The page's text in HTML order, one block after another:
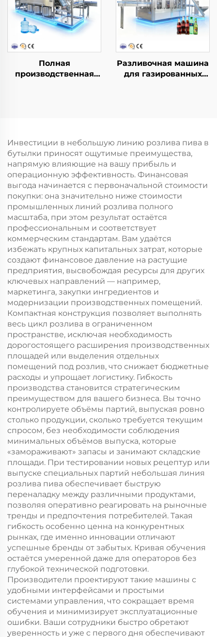
Полная
производственная
Разливочная машина
для газированных
Инвестиции в небольшую линию розлива пива в
бутылки приносят ощутимые преимущества,
напрямую влияющие на вашу прибыль и
операционную эффективность. Финансовая
выгода начинается с первоначальной стоимости
покупки: она значительно ниже стоимости
промышленных линий розлива полного
масштаба, при этом результат остаётся
профессиональным и соответствует
коммерческим стандартам. Вам удаётся
избежать крупных капитальных затрат, которые
создают финансовое давление на растущие
предприятия, высвобождая ресурсы для других
ключевых направлений — например,
маркетинга, закупки ингредиентов и
модернизации производственных помещений.
Компактная конструкция позволяет выполнять
весь цикл розлива в ограниченном
пространстве, исключая необходимость
дорогостоящего расширения производственных
площадей или выделения отдельных
помещений под розлив, что снижает бюджетные
расходы и упрощает логистику. Гибкость
производства становится стратегическим
преимуществом для вашего бизнеса. Вы точно
контролируете объёмы партий, выпуская ровно
столько продукции, сколько требуется текущим
спросом, без необходимости соблюдения
минимальных объёмов выпуска, которые
«замораживают» запасы и занимают складские
площади. При тестировании новых рецептур или
выпуске специальных партий небольшая линия
розлива пива обеспечивает быструю
переналадку между различными продуктами,
позволяя оперативно реагировать на рыночные
тренды и предпочтения потребителей. Такая
гибкость особенно ценна на конкурентных
рынках, где именно инновации отличают
успешные бренды от забытых. Кривая обучения
остаётся умеренной даже для операторов без
глубокой технической подготовки.
Производители проектируют такие машины с
удобными интерфейсами и простыми
системами управления, что сокращает время
обучения и минимизирует эксплуатационные
ошибки. Ваши сотрудники быстро обретают
уверенность и уже с первого дня обеспечивают